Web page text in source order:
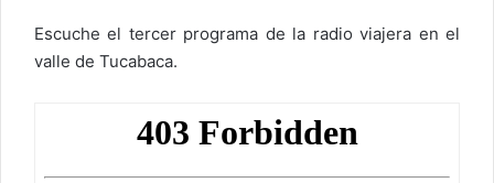
Escuche el tercer programa de la radio viajera en el
valle de Tucabaca.